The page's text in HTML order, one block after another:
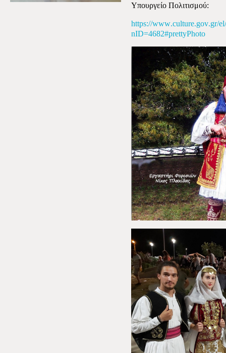
Υπουργείο Πολιτισμού:
https://www.culture.gov.gr/el/
nID=4682#prettyPhoto